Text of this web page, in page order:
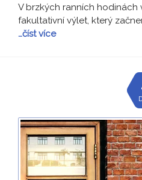
V brzkých ranních
fakultativní výlet, který
…číst více